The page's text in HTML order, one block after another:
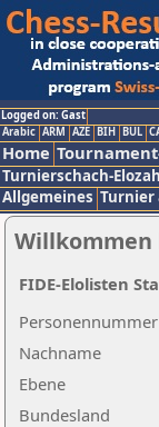
Logged on: Gast
Arabic ARM AZE BIH BUL
Home
Turnierschach-
Allgemeines Turnier
Willkommen
Nachname
Ebene
Personennummer
Bundesland
FIDE-Elolisten